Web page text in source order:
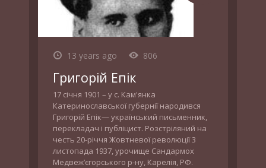
13 years ago 806
Григорій Епік
17 січня 1901 – у с. Кам'янка
Катеринославської губернії народився
Григорій Епік— український письменник,
перекладач і публіцист. Розстріляний на
честь 20-річчя Жовтневої революції 3
листопада 1937, урочище Сандармох
Медвеж’єгорського р-ну, Карелія, РФ.